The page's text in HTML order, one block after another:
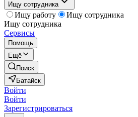
Ищу сотрудника
Ищу работу
Ищу сотрудника
Ищу сотрудника
Сервисы
Помощь
Ещё
Поиск
Батайск
Войти
Войти
Зарегистрироваться